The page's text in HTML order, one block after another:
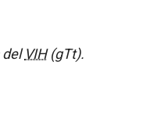
delVIH(gTt).